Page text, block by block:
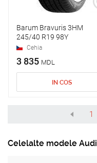
Barum Bravuris 3HM
245/40 R19 98Y
Cehia
3 835 MDL
IN COS
1
Celelalte modele Audi